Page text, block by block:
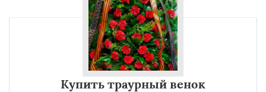
Купить траурный венок